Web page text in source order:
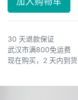
30 天退款保证
武汉市满800免运费
现在购买，2 天内到货